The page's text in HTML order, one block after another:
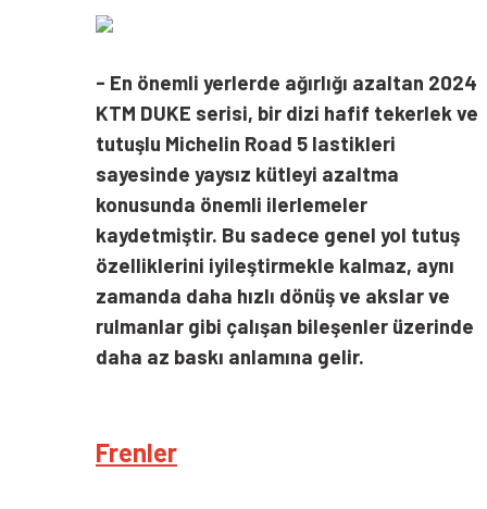
- En önemli yerlerde ağırlığı azaltan 2024
KTM DUKE serisi, bir dizi hafif tekerlek ve
tutuşlu Michelin Road 5 lastikleri
sayesinde yaysız kütleyi azaltma
konusunda önemli ilerlemeler
kaydetmiştir. Bu sadece genel yol tutuş
özelliklerini iyileştirmekle kalmaz, aynı
zamanda daha hızlı dönüş ve akslar ve
rulmanlar gibi çalışan bileşenler üzerinde
daha az baskı anlamına gelir.
Frenler